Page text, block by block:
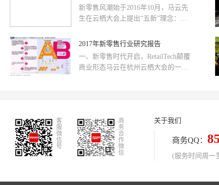
CEO：VERNONTEE澳大利亚FAMI
投资集团董事长：GARYscallan广州市
联网电商协会创会会长女皇镇创始人
兼董事长
新零售风潮始于2016年10月，马云先
生在云栖大会上提出“五新”理念：作
先生对于新零售的阐述震惊了整个商
年、二十年没有电子商务这一说，只
有新零售这一说，也就是说线上、线
方面，将对各行各业带来巨大影响，
亦将成为未来
2017年新零售行业研究报告
一、新零售时代开启，RetailTech颠覆
商业形态马云在杭州云栖大会的一番
个新零售战略合作伙伴，再将“新零
售”概念推向风口浪尖。马云对“新零
售”的解释只用了四个关键词，均与新
技术相关：“线上线下的深度结合、现
客
服
微
信
号
商
务
合
作
微
信
关于我们
商务QQ：
(服务时间周一